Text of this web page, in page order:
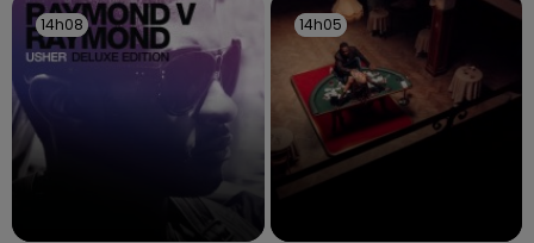
14h08
14h08 14h05
14h05